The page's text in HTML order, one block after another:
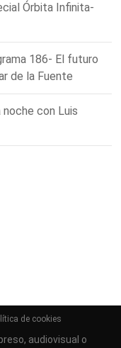
Órbita Infinita-
186- El futuro
de la Fuente
noche con Luis
audiovisual o
de cookies